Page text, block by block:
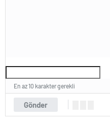
Gönder
En az 10 karakter gerekli